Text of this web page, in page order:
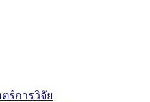
ร์การวิจัย